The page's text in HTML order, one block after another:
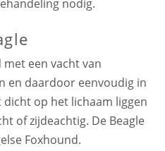
nodig.
met een vacht van
en daardoor eenvoudig in
op het lichaam liggen
of zijdeachtig. De Beagle
Foxhound.